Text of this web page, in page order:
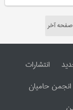
صفحه آخر
انتشارات
انجمن حامیان